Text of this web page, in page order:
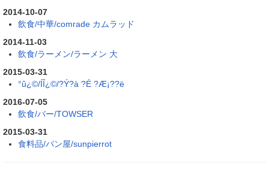
2014-10-07
飲食/中華/comrade カムラッド
2014-11-03
飲食/ラーメン/ラーメン 大
2015-03-31
°û¿©/ÍÎ¿©/?Ý?à ?É ?Æ¡??ë
2016-07-05
飲食/バー/TOWSER
2015-03-31
食料品/パン屋/sunpierrot